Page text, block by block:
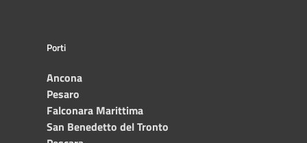
Porti
Ancona
Pesaro
Falconara Marittima
San Benedetto del Tronto